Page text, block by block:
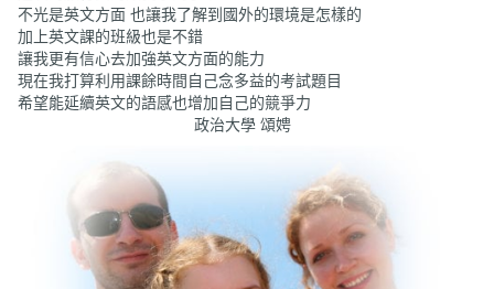
不光是英文方面 也讓我了解到國外的環境是怎樣的
加上英文課的班級也是不錯
讓我更有信心去加強英文方面的能力
現在我打算利用課餘時間自己念多益的考試題目
希望能延續英文的語感也增加自己的競爭力
政治大學 頌娉